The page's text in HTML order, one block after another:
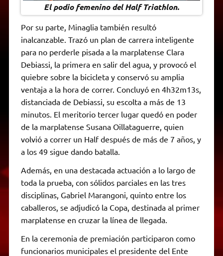
El podio femenino del Half Triathlon.
Por su parte, Minaglia también resultó
inalcanzable. Trazó un plan de carrera inteligente
para no perderle pisada a la marplatense Clara
Debiassi, la primera en salir del agua, y provocó el
quiebre sobre la bicicleta y conservó su amplia
ventaja a la hora de correr. Concluyó en 4h32m13s,
distanciada de Debiassi, su escolta a más de 13
minutos. El meritorio tercer lugar quedó en poder
de la marplatense Susana Oillataguerre, quien
volvió a correr un Half después de más de 7 años, y
a los 49 sigue dando batalla.
Además, en una destacada actuación a lo largo de
toda la prueba, con sólidos parciales en las tres
disciplinas, Gabriel Marangoni, quinto entre los
caballeros, se adjudicó la Copa, destinada al primer
marplatense en cruzar la línea de llegada.
En la ceremonia de premiación participaron como
funcionarios municipales el presidente del Ente